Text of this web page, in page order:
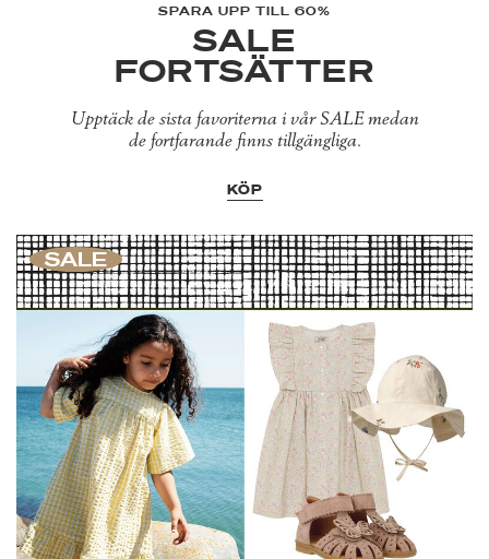
SPARA UPP TILL 60%
SALE
FORTSÄTTER
Upptäck de sista favoriterna i vår SALE medan
de fortfarande finns tillgängliga.
KÖP
SALE